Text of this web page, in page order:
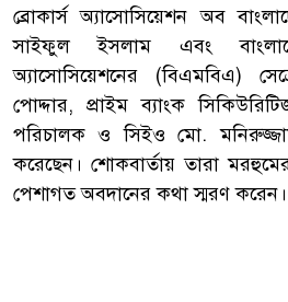
ব্রোকার্স অ্যাসোসিয়েশন অব
সাইফুল ইসলাম এবং
অ্যাসোসিয়েশনের (বিএমবিএ)
পোদ্দার, প্রাইম ব্যাংক
পরিচালক ও সিইও মো.
করেছেন। শোকবার্তায় তারা
পেশাগত অবদানের কথা স্মরণ করেন।